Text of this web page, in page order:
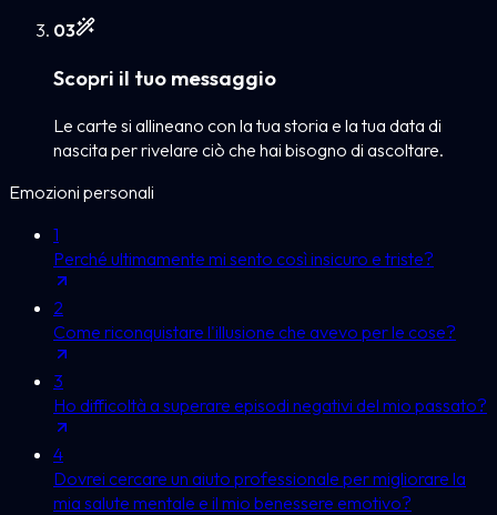
03
Scopri il tuo messaggio
Le carte si allineano con la tua storia e la tua data di
nascita per rivelare ciò che hai bisogno di ascoltare.
Emozioni personali
1
Perché ultimamente mi sento così insicuro e triste?
2
Come riconquistare l'illusione che avevo per le cose?
3
Ho difficoltà a superare episodi negativi del mio passato?
4
Dovrei cercare un aiuto professionale per migliorare la
mia salute mentale e il mio benessere emotivo?